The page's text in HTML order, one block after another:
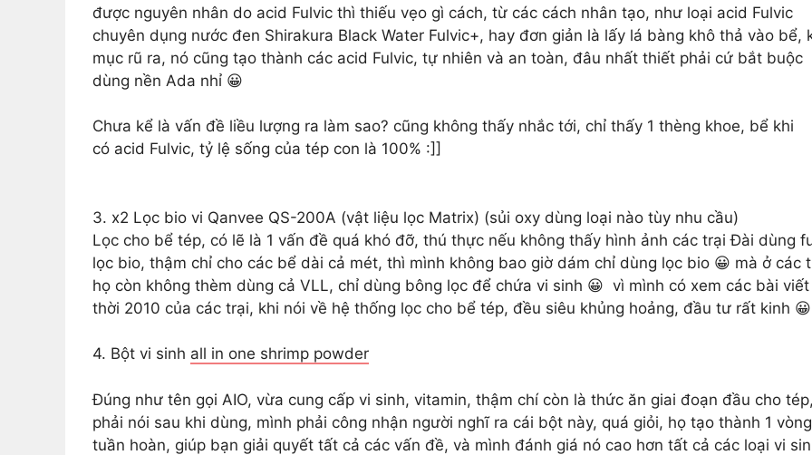
được nguyên nhân do acid Fulvic thì thiếu vẹo gì cách, từ các cách nhân tạo, như loại acid Fulvic
chuyên dụng nước đen Shirakura Black Water Fulvic+, hay đơn giản là lấy lá bàng khô thả vào bể,
mục rũ ra, nó cũng tạo thành các acid Fulvic, tự nhiên và an toàn, đâu nhất thiết phải cứ bắt buộc
dùng nền Ada nhỉ 😀
Chưa kể là vấn đề liều lượng ra làm sao? cũng không thấy nhắc tới, chỉ thấy 1 thèng khoe, bể khi
có acid Fulvic, tỷ lệ sống của tép con là 100% :]]
3. x2 Lọc bio vi Qanvee QS-200A (vật liệu lọc Matrix) (sủi oxy dùng loại nào tùy nhu cầu)
Lọc cho bể tép, có lẽ là 1 vấn đề quá khó đỡ, thú thực nếu không thấy hình ảnh các trại Đài dùng
lọc bio, thậm chỉ cho các bể dài cả mét, thì mình không bao giờ dám chỉ dùng lọc bio 😀 mà ở các
họ còn không thèm dùng cả VLL, chỉ dùng bông lọc để chứa vi sinh 😀 vì mình có xem các bài viết
thời 2010 của các trại, khi nói về hệ thống lọc cho bể tép, đều siêu khủng hoảng, đầu tư rất kinh 😀
4. Bột vi sinh all in one shrimp powder
Đúng như tên gọi AIO, vừa cung cấp vi sinh, vitamin, thậm chí còn là thức ăn giai đoạn đầu cho
phải nói sau khi dùng, mình phải công nhận người nghĩ ra cái bột này, quá giỏi, họ tạo thành 1 vòng
tuần hoàn, giúp bạn giải quyết tất cả các vấn đề, và mình đánh giá nó cao hơn tất cả các loại vi